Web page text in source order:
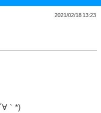
2021/02/18 13:23
｀*)